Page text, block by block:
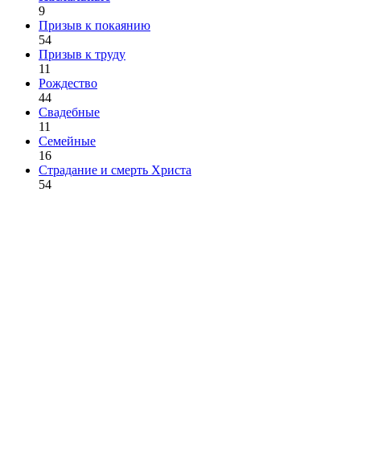
9
Призыв к покаянию
54
Призыв к труду
11
Рождество
44
Свадебные
11
Семейные
16
Страдание и смерть Христа
54